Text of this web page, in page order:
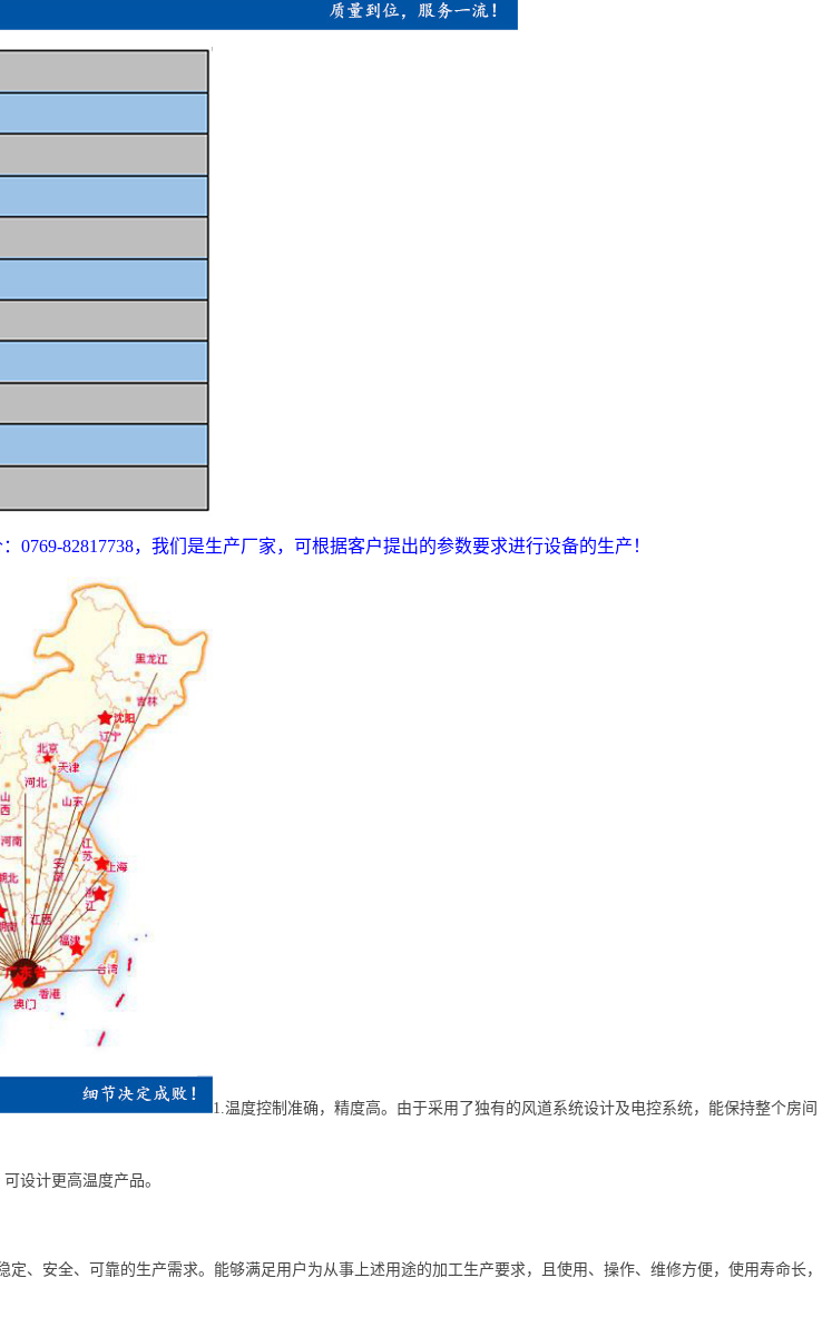
82817738，我们是生产厂家，可根据客户提出的参数要求进行设备的生产！
1.温度控制准确，精度高。由于采用了独有的风道系统设计及电控系统，能保持整个房间
设计更高温度产品。
、安全、可靠的生产需求。能够满足用户为从事上述用途的加工生产要求，且使用、操作、维修方便，使用寿命长，